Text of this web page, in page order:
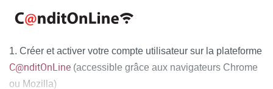
1. Créer et activer votre compte utilisateur sur la plateforme
C@nditOnLine (accessible grâce aux navigateurs Chrome
ou Mozilla)